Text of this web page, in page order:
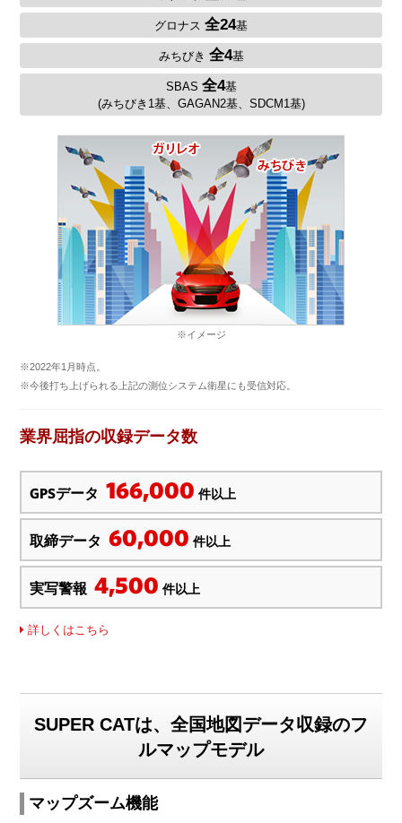
グロナス 全24基
みちびき 全4基
SBAS 全4基
(みちびき1基、GAGAN2基、SDCM1基)
※イメージ
※2022年1月時点。
※今後打ち上げられる上記の測位システム衛星にも受信対応。
業界屈指の収録データ数
GPSデータ 166,000 件以上
取締データ 60,000 件以上
実写警報 4,500 件以上
詳しくはこちら
SUPER CATは、全国地図データ収録のフ
ルマップモデル
マップズーム機能